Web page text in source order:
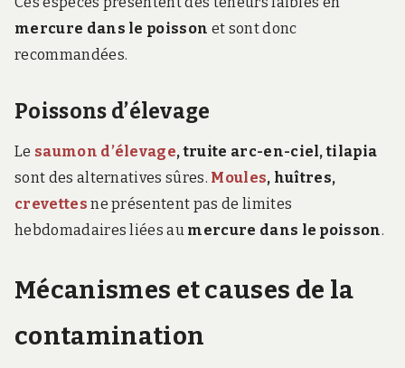
mercure dans le poisson et sont donc
recommandées.
Poissons d’élevage
Le saumon d’élevage, truite arc-en-ciel, tilapia
sont des alternatives sûres. Moules, huîtres,
crevettes ne présentent pas de limites
hebdomadaires liées au mercure dans le poisson.
Mécanismes et causes de la
contamination